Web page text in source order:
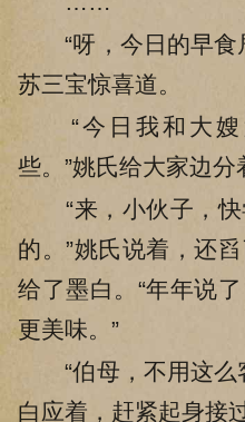
“呀，今日的早食
苏三宝惊喜道。
“今日我和大嫂
些。”姚氏给大家边分
“来，小伙子，快
的。”姚氏说着，还
给了墨白。“年年说
更美味。”
“伯母，不用这么
白应着，赶紧起身接